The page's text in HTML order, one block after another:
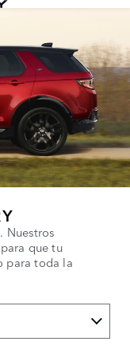
Nuestros
que tu
para toda la